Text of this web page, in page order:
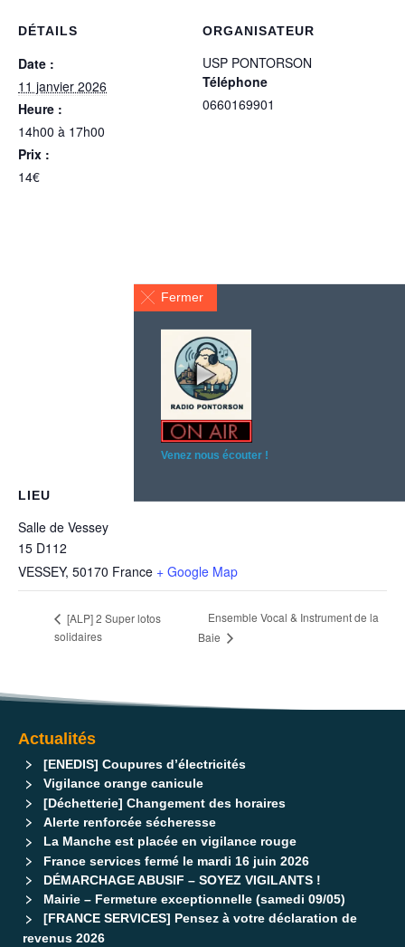
Fermer
Venez nous écouter !
DÉTAILS
Date :
11 janvier 2026
Heure :
14h00 à 17h00
Prix :
14€
ORGANISATEUR
USP PONTORSON
Téléphone
0660169901
LIEU
Salle de Vessey
15 D112
VESSEY, 50170 France + Google Map
[ALP] 2 Super lotos
solidaires
Ensemble Vocal & Instrument de la
Baie
Actualités
[ENEDIS] Coupures d’électricités
Vigilance orange canicule
[Déchetterie] Changement des horaires
Alerte renforcée sécheresse
La Manche est placée en vigilance rouge
France services fermé le mardi 16 juin 2026
DÉMARCHAGE ABUSIF – SOYEZ VIGILANTS !
Mairie – Fermeture exceptionnelle (samedi 09/05)
[FRANCE SERVICES] Pensez à votre déclaration de
revenus 2026